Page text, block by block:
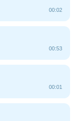
00:02
00:53
00:01